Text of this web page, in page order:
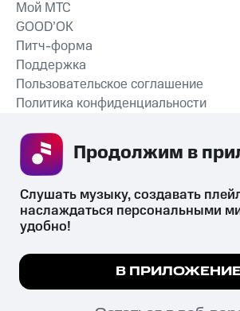
СКАЧАТЬ
Мой МТС
GOOD’OK
Питч-форма
Поддержка
Пользовательское соглашение
Политика конфиденциальности
психотропных веществ, их аналогов
их незаконный оборот запрещён и влечёт
законодательством ответственность.
© 2026 ООО «КИОН».
Мы используем куки, чтобы на
Подробнее
Слушать музыку, создавать
наслаждаться персональными
удобно!
В